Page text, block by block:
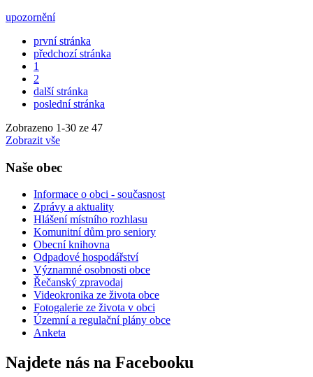
upozornění
první stránka
předchozí stránka
1
2
další stránka
poslední stránka
Zobrazeno 1-30 ze 47
Zobrazit vše
Naše obec
Informace o obci - současnost
Zprávy a aktuality
Hlášení místního rozhlasu
Komunitní dům pro seniory
Obecní knihovna
Odpadové hospodářství
Významné osobnosti obce
Řečanský zpravodaj
Videokronika ze života obce
Fotogalerie ze života v obci
Územní a regulační plány obce
Anketa
Najdete nás na Facebooku